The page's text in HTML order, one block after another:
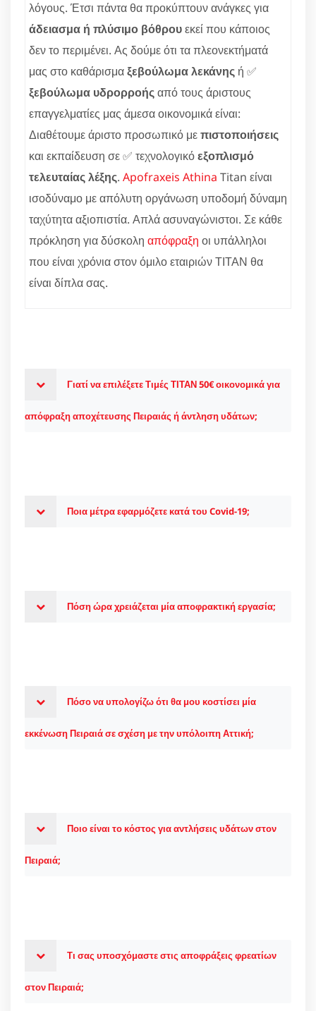
λόγους. Έτσι πάντα θα προκύπτουν ανάγκες για
άδειασμα ή πλύσιμο βόθρουεκεί που κάποιος
δεν το περιμένει. Ας δούμε ότι τα πλεονεκτήματά
μας στο καθάρισμαξεβούλωμα λεκάνης ή ✅
ξεβούλωμα υδρορροήςαπό τους άριστους
επαγγελματίες μας άμεσα οικονομικά είναι:
Διαθέτουμε άριστο προσωπικό μεπιστοποιήσεις
και εκπαίδευση σε ✅ τεχνολογικόεξοπλισμό
τελευταίας λέξης. Apofraxeis Athina Titan είναι
ισοδύναμο με απόλυτη οργάνωση υποδομή δύναμη
ταχύτητα αξιοπιστία. Απλά ασυναγώνιστοι. Σε κάθε
πρόκληση για δύσκολη απόφραξη οι υπάλληλοι
που είναι χρόνια στον όμιλο εταιριών ΤΙΤΑΝ θα
είναι δίπλα σας.
Γιατί να επιλέξετε Τιμές ΤΙΤΑΝ 50€ οικονομικά για
απόφραξη αποχέτευσης Πειραιάς ή άντληση υδάτων;
Ποια μέτρα εφαρμόζετε κατά του Covid-19;
Πόση ώρα χρειάζεται μία αποφρακτική εργασία;
Πόσο να υπολογίζω ότι θα μου κοστίσει μία
εκκένωση Πειραιά σε σχέση με την υπόλοιπη Αττική;
Ποιο είναι το κόστος για αντλήσεις υδάτων στον
Πειραιά;
Τι σας υποσχόμαστε στις αποφράξεις φρεατίων
στον Πειραιά;